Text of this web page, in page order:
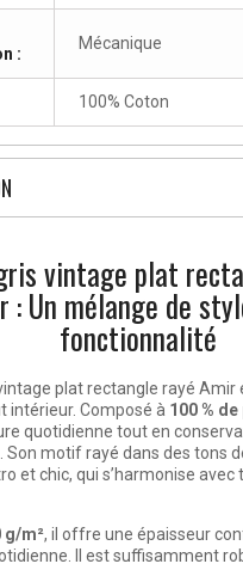
:
Mécanique
100% Coton
vintage plat
: Un mélange de
fonctionnalité
plat rectangle rayé Amir
intérieur. Composé à 100 %
quotidienne tout en
Son motif rayé dans des tons
et chic, qui s’harmonise avec
g/m², il offre une épaisseur
Il est suffisamment